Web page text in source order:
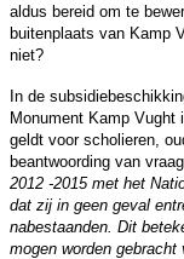
aldus bereid om te
buitenplaats van Kamp
niet?
In de
Monument Kamp Vught
geldt voor scholieren,
beantwoording van
2012 -2015 met het
dat zij in geen geval
nabestaanden. Dit
mogen worden